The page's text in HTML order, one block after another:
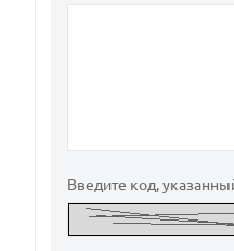
Введите код,